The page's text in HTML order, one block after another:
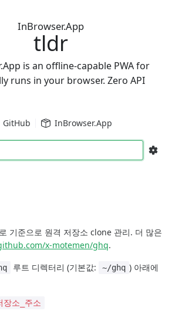
InBrowser.App
tldr
is an offline-capable PWA for
runs in your browser. Zero API
GitHub InBrowser.App
기준으로 원격 저장소 clone 관리. 더 많은
x-motemen/ghq.
루트 디렉터리 (기본값: ~/ghq ) 아래에
장소_주소